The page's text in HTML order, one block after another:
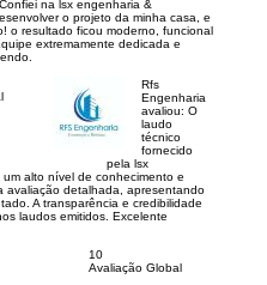
Confiei na lsx engenharia &
o projeto da minha casa, e
o resultado ficou moderno, funcional
extremamente dedicada e
Rfs
Engenharia
avaliou:O
laudo
técnico
fornecido
pela lsx
alto nível de conhecimento e
avaliação detalhada, apresentando
A transparência e credibilidade
laudos emitidos. Excelente
10
Avaliação Global